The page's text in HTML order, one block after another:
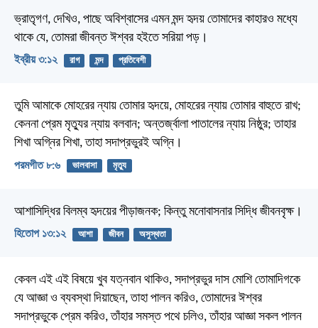
ভ্রাতৃগণ, দেখিও, পাছে অবিশ্বাসের এমন মন্দ হৃদয় তোমাদের কাহারও মধ্যে
থাকে যে, তোমরা জীবন্ত ঈশ্বর হইতে সরিয়া পড়।
ইব্রীয় ৩:১২ রাগ মন্দ প্রতিবেশী
তুমি আমাকে মোহরের ন্যায় তোমার হৃদয়ে, মোহরের ন্যায় তোমার বাহুতে রাখ;
কেননা প্রেম মৃত্যুর ন্যায় বলবান; অন্তর্জ্বালা পাতালের ন্যায় নিষ্ঠুর; তাহার
শিখা অগ্নির শিখা, তাহা সদাপ্রভুরই অগ্নি।
পরমগীত ৮:৬ ভালবাসা মৃত্যু
আশাসিদ্ধির বিলম্ব হৃদয়ের পীড়াজনক; কিন্তু মনোবাসনার সিদ্ধি জীবনবৃক্ষ।
হিতোপ ১৩:১২ আশা জীবন অসুস্থতা
কেবল এই এই বিষয়ে খুব যত্নবান থাকিও, সদাপ্রভুর দাস মোশি তোমাদিগকে
যে আজ্ঞা ও ব্যবস্থা দিয়াছেন, তাহা পালন করিও, তোমাদের ঈশ্বর
সদাপ্রভুকে প্রেম করিও, তাঁহার সমস্ত পথে চলিও, তাঁহার আজ্ঞা সকল পালন